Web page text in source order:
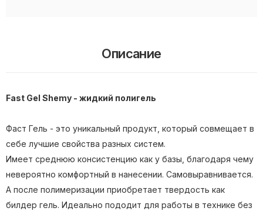
Описание
Fast Gel Shemy - жидкий полигель
Фаст Гель - это уникальный продукт, который совмещает в
себе лучшие свойства разных систем.
Имеет среднюю консистенцию как у базы, благодаря чему
невероятно комфортный в нанесении. Самовыравнивается.
А после полимеризации приобретает твердость как
билдер гель. Идеально пододит для работы в технике без